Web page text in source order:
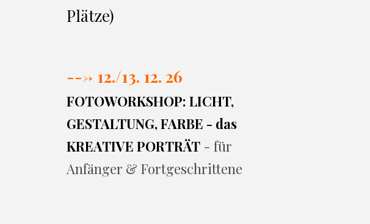
Plätze)
---> 12./13. 12. 26
FOTOWORKSHOP: LICHT,
GESTALTUNG, FARBE - das
KREATIVE PORTRÄT - für
Anfänger & Fortgeschrittene